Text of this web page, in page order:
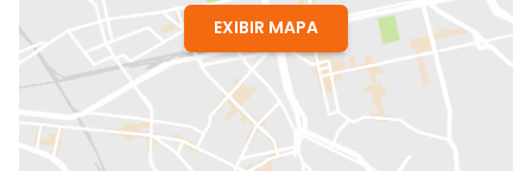
EXIBIR MAPA